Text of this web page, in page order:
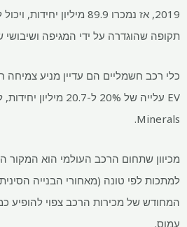
2019, אז נמכרו 89.9 מיליון
תקופה שהוגדרה על ידי המגיפה
כלי רכב חשמליים הם עדיין מניע
Minerals.
מכיוון שתחום הרכב העולמי הוא המקור
למתכות לפי טונה (מאחורי הבנייה
המחודש של מכירות הרכב צפוי להופיע
עמוס.